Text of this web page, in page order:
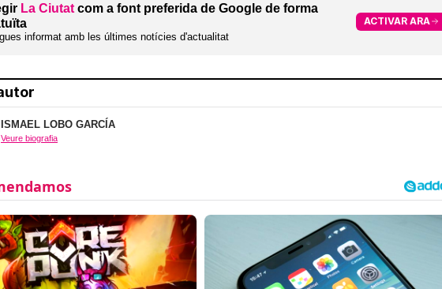
La Ciutat com a font preferida de Google de forma
informat amb les últimes notícies d'actualitat
ACTIVAR ARA
ISMAEL LOBO GARCÍA
Veure biografia